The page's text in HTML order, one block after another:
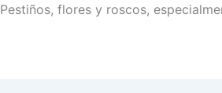
Pestiños, flores y roscos,